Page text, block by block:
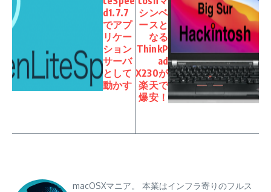
d1.7.7
でアプ
リケー
ション
サーバ
として
動かす
シンベ
ースと
なる
ThinkP
ad
X230が
楽天で
爆安！
macOSXマニア。 本業はインフラ寄りのフルス